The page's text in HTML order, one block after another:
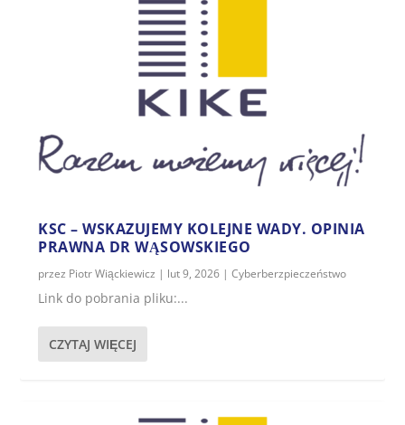
KSC – WSKAZUJEMY KOLEJNE WADY. OPINIA
PRAWNA DR WĄSOWSKIEGO
przez Piotr Wiąckiewicz | lut 9, 2026 |Cyberberzpieczeństwo
Link do pobrania pliku:...
CZYTAJ WIĘCEJ